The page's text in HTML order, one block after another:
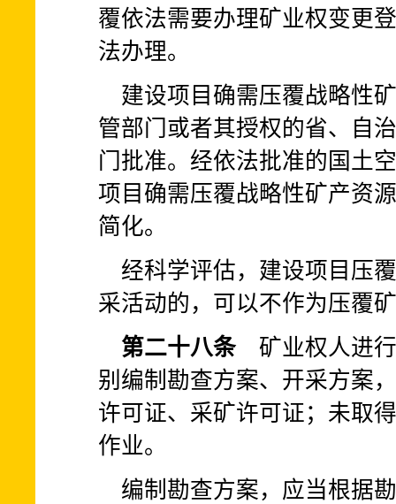
覆依法需要办理矿业权变更
法办理。
建设项目确需压覆战略性
管部门或者其授权的省、自
门批准。经依法批准的国土
项目确需压覆战略性矿产资
简化。
经科学评估，建设项目压
采活动的，可以不作为压覆
第二十八条矿业权人进行
别编制勘查方案、开采方案
许可证、采矿许可证；未取
作业。
编制勘查方案，应当根据